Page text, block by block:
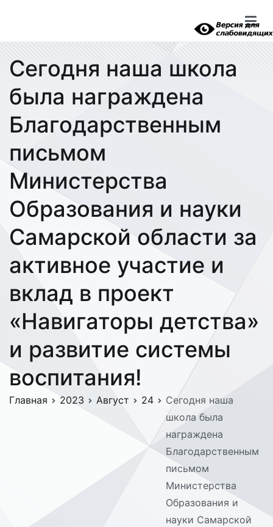
Сегодня наша школа
была награждена
Благодарственным
письмом
Министерства
Образования и науки
Самарской области за
активное участие и
вклад в проект
«Навигаторы детства»
и развитие системы
воспитания!
Главная 2023 Август 24
Сегодня наша
школа была
награждена
Благодарственным
письмом
Министерства
Образования и
науки Самарской